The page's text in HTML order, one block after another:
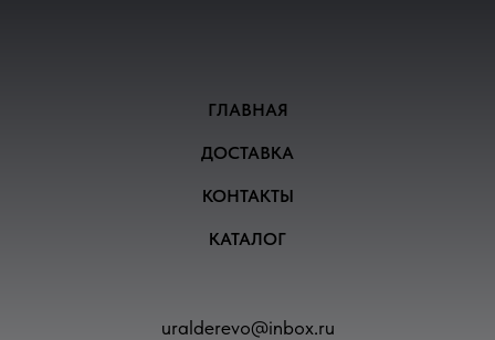
ГЛАВНАЯ
ДОСТАВКА
КОНТАКТЫ
КАТАЛОГ
uralderevo@inbox.ru